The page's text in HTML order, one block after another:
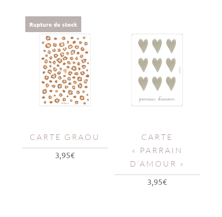
Rupture de stock
CARTE GRAOU
3,95€
CARTE
« PARRAIN
D’AMOUR »
3,95€